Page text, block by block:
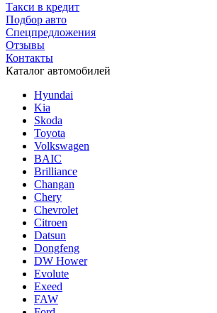
Такси в кредит
Подбор авто
Спецпредложения
Отзывы
Контакты
Каталог автомобилей
Hyundai
Kia
Skoda
Toyota
Volkswagen
BAIC
Brilliance
Changan
Chery
Chevrolet
Citroen
Datsun
Dongfeng
DW Hower
Evolute
Exeed
FAW